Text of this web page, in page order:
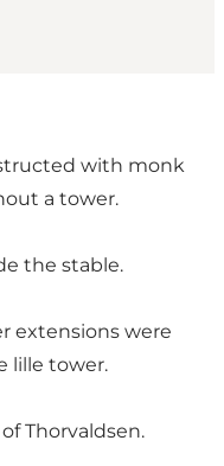
with monk
a tower.
the stable.
extensions were
lille tower.
Thorvaldsen.